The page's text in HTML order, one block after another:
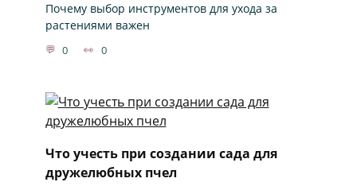
Почему выбор инструментов для ухода за
растениями важен
0 0
Что учесть при создании сада для
дружелюбных пчел